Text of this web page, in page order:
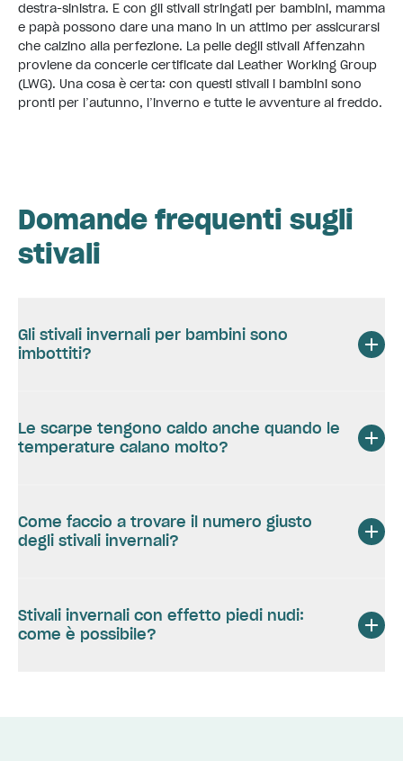
destra-sinistra. E con gli stivali stringati per bambini, mamma
e papà possono dare una mano in un attimo per assicurarsi
che calzino alla perfezione. La pelle degli stivali Affenzahn
proviene da concerie certificate dal Leather Working Group
(LWG). Una cosa è certa: con questi stivali i bambini sono
pronti per l’autunno, l’inverno e tutte le avventure al freddo.
Domande frequenti sugli
stivali
Gli stivali invernali per bambini sono
imbottiti?
Le scarpe tengono caldo anche quando le
temperature calano molto?
Come faccio a trovare il numero giusto
degli stivali invernali?
Stivali invernali con effetto piedi nudi:
come è possibile?